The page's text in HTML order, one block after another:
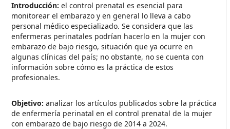
Introducción: el control prenatal es esencial para
monitorear el embarazo y en general lo lleva a cabo
personal médico especializado. Se considera que las
enfermeras perinatales podrían hacerlo en la mujer con
embarazo de bajo riesgo, situación que ya ocurre en
algunas clínicas del país; no obstante, no se cuenta con
información sobre cómo es la práctica de estos
profesionales.
Objetivo: analizar los artículos publicados sobre la práctica
de enfermería perinatal en el control prenatal de la mujer
con embarazo de bajo riesgo de 2014 a 2024.